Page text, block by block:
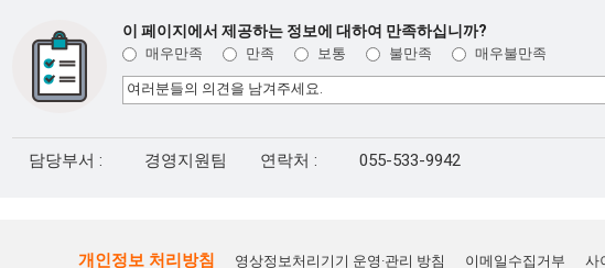
이 페이지에서 제공하는 정보에 대하여 만족하십니까?
매우만족 만족 보통 불만족 매우불만족
담당부서 : 경영지원팀 연락처 : 055-533-9942
개인정보 처리방침 영상정보처리기기 운영·관리 방침 이메일수집거부 사